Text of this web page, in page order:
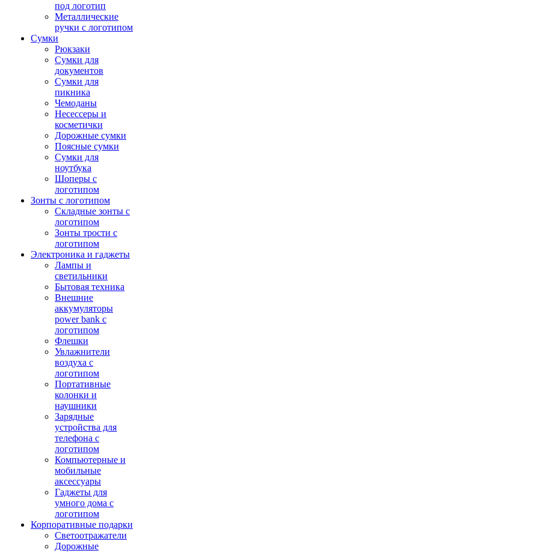
под логотип
Металлические
ручки с логотипом
Сумки
Рюкзаки
Сумки для
документов
Сумки для
пикника
Чемоданы
Несессеры и
косметички
Дорожные сумки
Поясные сумки
Сумки для
ноутбука
Шоперы с
логотипом
Зонты с логотипом
Складные зонты с
логотипом
Зонты трости с
логотипом
Электроника и гаджеты
Лампы и
светильники
Бытовая техника
Внешние
аккумуляторы
power bank с
логотипом
Флешки
Увлажнители
воздуха с
логотипом
Портативные
колонки и
наушники
Зарядные
устройства для
телефона с
логотипом
Компьютерные и
мобильные
аксессуары
Гаджеты для
умного дома с
логотипом
Корпоративные подарки
Светоотражатели
Дорожные